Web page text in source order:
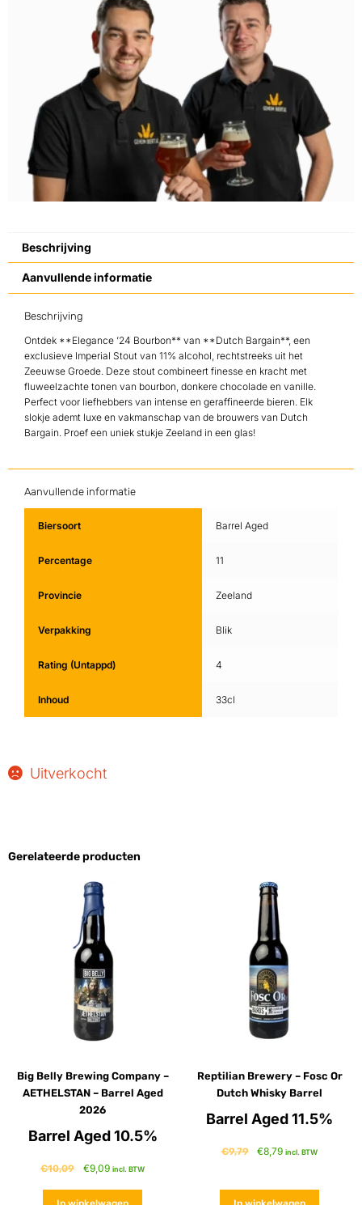
Beschrijving
Aanvullende informatie
Beschrijving
Ontdek **Elegance ’24 Bourbon** van **Dutch Bargain**, een
exclusieve Imperial Stout van 11% alcohol, rechtstreeks uit het
Zeeuwse Groede. Deze stout combineert finesse en kracht met
fluweelzachte tonen van bourbon, donkere chocolade en vanille.
Perfect voor liefhebbers van intense en geraffineerde bieren. Elk
slokje ademt luxe en vakmanschap van de brouwers van Dutch
Bargain. Proef een uniek stukje Zeeland in een glas!
Aanvullende informatie
Biersoort Barrel Aged
Percentage 11
Provincie Zeeland
Verpakking Blik
Rating (Untappd) 4
Inhoud 33cl
Uitverkocht
Gerelateerde producten
Big Belly Brewing Company –
AETHELSTAN – Barrel Aged
2026
Barrel Aged 10.5%
€10,09 €9,09 incl. BTW
Reptilian Brewery – Fosc Or
Dutch Whisky Barrel
Barrel Aged 11.5%
€9,79 €8,79 incl. BTW